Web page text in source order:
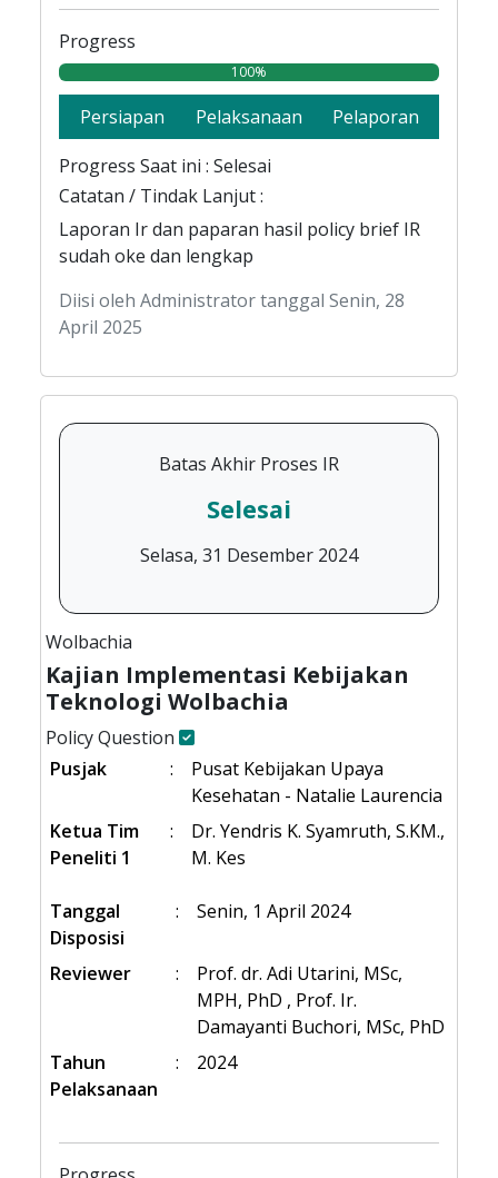
Progress
100%
Persiapan Pelaksanaan
Pelaporan
Progress Saat ini : Selesai
Catatan / Tindak Lanjut :
Laporan Ir dan paparan hasil policy brief IR
sudah oke dan lengkap
Diisi oleh Administrator tanggal Senin, 28
April 2025
Batas Akhir Proses IR
Selesai
Selasa, 31 Desember 2024
Wolbachia
Kajian Implementasi Kebijakan
Teknologi Wolbachia
Policy Question
Pusjak
:
Pusat Kebijakan Upaya
Kesehatan - Natalie Laurencia
Ketua Tim
Peneliti 1
:
Dr. Yendris K. Syamruth, S.KM.,
M. Kes
Tanggal
Disposisi
: Senin, 1 April 2024
Reviewer :
Prof. dr. Adi Utarini, MSc,
MPH, PhD , Prof. Ir.
Damayanti Buchori, MSc, PhD
Tahun
Pelaksanaan
: 2024